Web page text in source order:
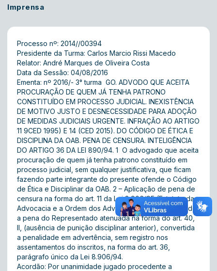
Imprensa
Processo nº: 2014//00394
Presidente da Turma: Carlos Marcio Rissi Macedo
Relator: André Marques de Oliveira Costa
Data da Sessão: 04/08/2016
Ementa: nº 2016/- 3° turma  GO. ADVODO QUE ACEITA
PROCURAÇÃO DE QUEM JÁ TENHA PATRONO
CONSTITUÍDO EM PROCESSO JUDICIAL. INEXISTÊNCIA
DE MOTIVO JUSTO E DESNECESSIDADE PARA ADOÇÃO
DE MEDIDAS JUDICIAIS URGENTE. INFRAÇÃO AO ARTIGO
11 9CED 1995) E 14 (CED 2015). DO CÓDIGO DE ÉTICA E
DISCIPLINA DA OAB. PENA DE CENSURA. INTELIGÊNCIA
DO ARTIGO 36 DA LEI 890/94. 1  O advogado que aceita
procuração de quem já tenha patrono constituído em
processo judicial, sem qualquer justificativa, que ficam
fazendo parte integrante do presente ofende o Código
de Ética e Disciplinar da OAB. 2 – Aplicação de pena de
censura na forma do art. 11 da Lei 8.906/95 (Estatuto da
Advocacia e a Ordem dos Advogados do Brasil), sendo
a pena do Representado atenuada na forma do art. 40,
II, (ausência de punição disciplinar anterior), convertida
a penalidade em advertência, sem registro nos
assentamentos do inscritos, na forma do art. 36,
parágrafo único da Lei 8.906/94.
Acordão: Por unanimidade jugado procedente a